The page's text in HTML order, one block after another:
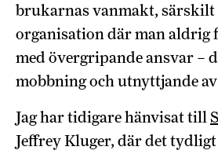
brukarnas vanmakt, särskilt
organisation där man aldrig
med övergripande ansvar –
mobbning och utnyttjande
Jag har tidigare hänvisat till
Jeffrey Kluger, där det